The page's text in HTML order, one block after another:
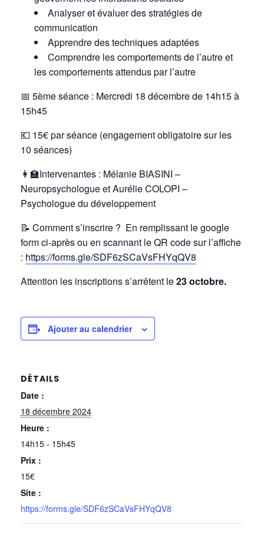
Analyser et évaluer des stratégies de
communication
Apprendre des techniques adaptées
Comprendre les comportements de l’autre et
les comportements attendus par l’autre
📅 5ème séance : Mercredi 18 décembre de 14h15 à
15h45
💶 15€ par séance (engagement obligatoire sur les
10 séances)
👩‍🏫Intervenantes : Mélanie BIASINI –
Neuropsychologue et Aurélie COLOPI –
Psychologue du développement
📝 Comment s’inscrire ? En remplissant le google
form ci-après ou en scannant le QR code sur l’affiche
: https://forms.gle/SDF6zSCaVsFHYqQV8
Attention les inscriptions s’arrêtent le23 octobre.
Ajouter au calendrier
DÉTAILS
Date :
18 décembre 2024
Heure :
14h15 - 15h45
Prix :
15€
Site :
https://forms.gle/SDF6zSCaVsFHYqQV8